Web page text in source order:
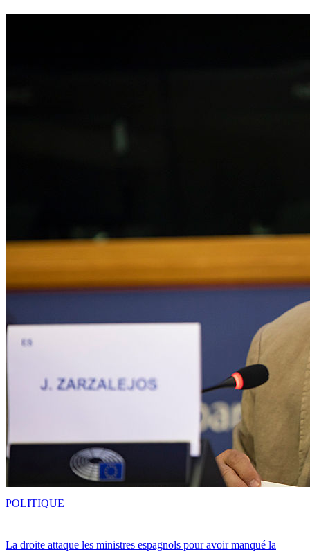
La droite attaque les ministres espagnols pour avoir manqué la
POLITIQUE